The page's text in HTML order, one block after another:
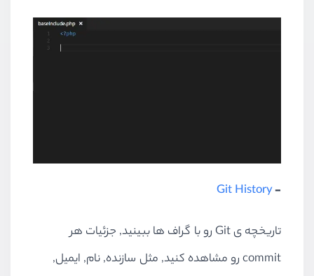
-
Git History
تاریخچه ی Git رو با گراف ها ببینید, جزئیات هر
commit رو مشاهده کنید, مثل سازنده, نام, ایمیل,